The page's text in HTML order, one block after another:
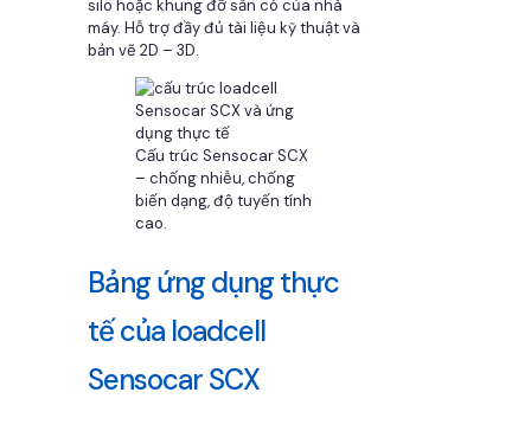
silo hoặc khung đỡ sẵn có của nhà
máy. Hỗ trợ đầy đủ tài liệu kỹ thuật và
bản vẽ 2D – 3D.
Cấu trúc Sensocar SCX
– chống nhiễu, chống
biến dạng, độ tuyến tính
cao.
Bảng ứng dụng thực
tế của loadcell
Sensocar SCX